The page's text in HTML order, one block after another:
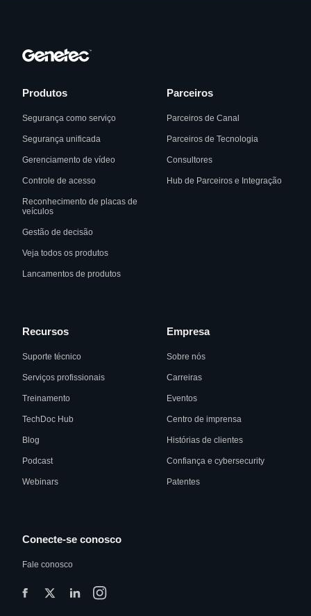
Produtos
Segurança como serviço
Segurança unificada
Gerenciamento de vídeo
Controle de acesso
Reconhecimento de placas de
veículos
Gestão de decisão
Veja todos os produtos
Lancamentos de produtos
Parceiros
Parceiros de Canal
Parceiros de Tecnologia
Consultores
Hub de Parceiros e Integração
Recursos
Suporte técnico
Serviços profissionais
Treinamento
TechDoc Hub
Blog
Podcast
Webinars
Empresa
Sobre nós
Carreiras
Eventos
Centro de imprensa
Histórias de clientes
Confiança e cybersecurity
Patentes
Conecte-se conosco
Fale conosco